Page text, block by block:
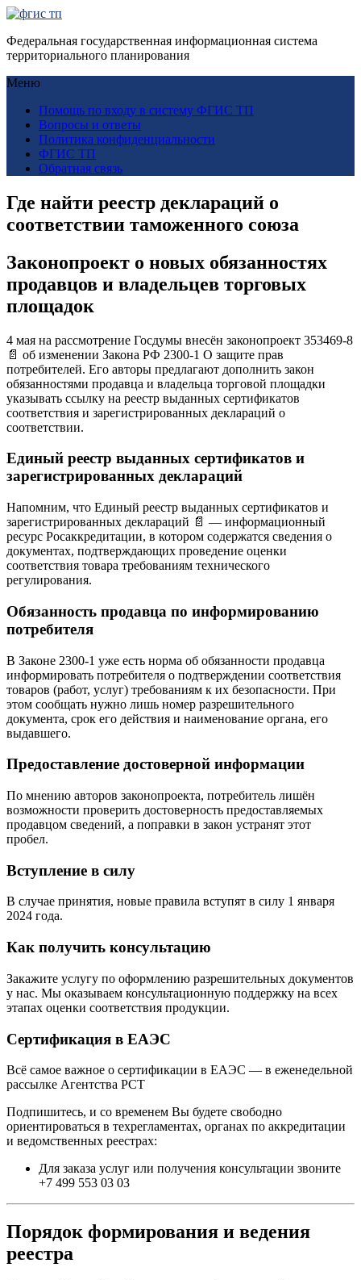
Федеральная государственная информационная система
территориального планирования
Меню
Помощь по входу в систему ФГИС ТП
Вопросы и ответы
Политика конфиденциальности
ФГИС ТП
Обратная связь
Где найти реестр деклараций о
соответствии таможенного союза
Законопроект о новых обязанностях
продавцов и владельцев торговых
площадок
4 мая на рассмотрение Госдумы внесён законопроект 353469-8
📄 об изменении Закона РФ 2300-1 О защите прав
потребителей. Его авторы предлагают дополнить закон
обязанностями продавца и владельца торговой площадки
указывать ссылку на реестр выданных сертификатов
соответствия и зарегистрированных деклараций о
соответствии.
Единый реестр выданных сертификатов и
зарегистрированных деклараций
Напомним, что Единый реестр выданных сертификатов и
зарегистрированных деклараций 📄 — информационный
ресурс Росаккредитации, в котором содержатся сведения о
документах, подтверждающих проведение оценки
соответствия товара требованиям технического
регулирования.
Обязанность продавца по информированию
потребителя
В Законе 2300-1 уже есть норма об обязанности продавца
информировать потребителя о подтверждении соответствия
товаров (работ, услуг) требованиям к их безопасности. При
этом сообщать нужно лишь номер разрешительного
документа, срок его действия и наименование органа, его
выдавшего.
Предоставление достоверной информации
По мнению авторов законопроекта, потребитель лишён
возможности проверить достоверность предоставляемых
продавцом сведений, а поправки в закон устранят этот
пробел.
Вступление в силу
В случае принятия, новые правила вступят в силу 1 января
2024 года.
Как получить консультацию
Закажите услугу по оформлению разрешительных документов
у нас. Мы оказываем консультационную поддержку на всех
этапах оценки соответствия продукции.
Сертификация в ЕАЭС
Всё самое важное о сертификации в ЕАЭС — в еженедельной
рассылке Агентства РСТ
Подпишитесь, и со временем Вы будете свободно
ориентироваться в техрегламентах, органах по аккредитации
и ведомственных реестрах:
Для заказа услуг или получения консультации звоните
+7 499 553 03 03
Порядок формирования и ведения
реестра